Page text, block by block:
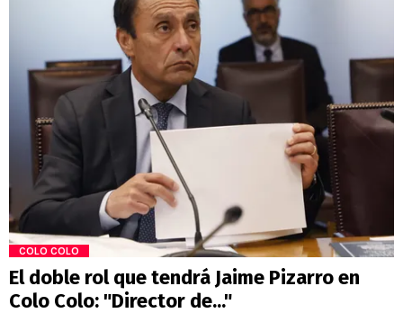
COLO COLO
El doble rol que tendrá Jaime Pizarro en
Colo Colo: "Director de..."